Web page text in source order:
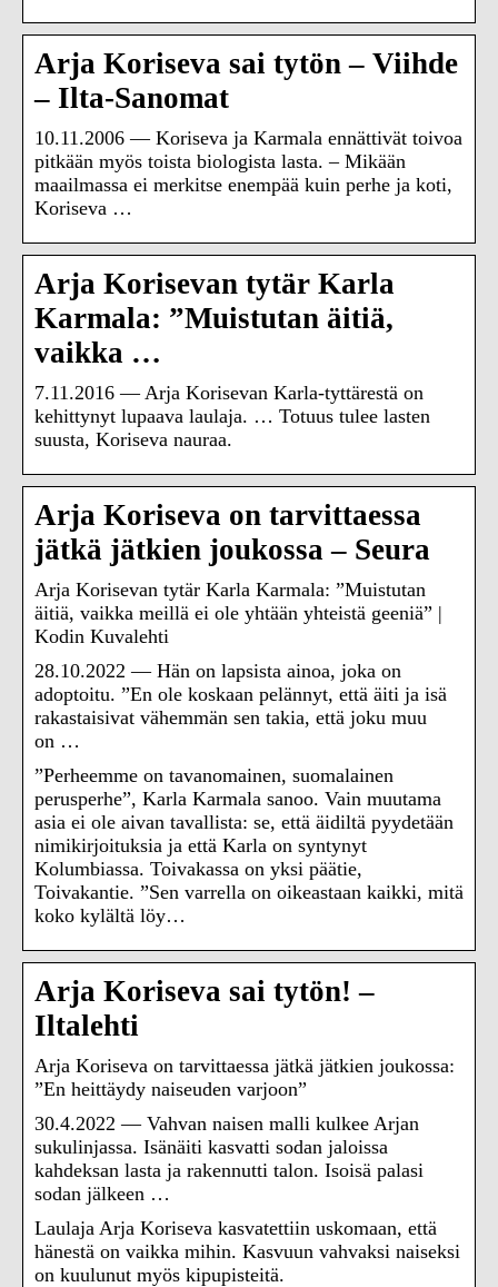
Arja Koriseva sai tytön – Viihde
– Ilta-Sanomat
10.11.2006 — Koriseva ja Karmala ennättivät toivoa
pitkään myös toista biologista lasta. – Mikään
maailmassa ei merkitse enempää kuin perhe ja koti,
Koriseva …
Arja Korisevan tytär Karla
Karmala: ”Muistutan äitiä,
vaikka …
7.11.2016 — Arja Korisevan Karla-tyttärestä on
kehittynyt lupaava laulaja. … Totuus tulee lasten
suusta, Koriseva nauraa.
Arja Koriseva on tarvittaessa
jätkä jätkien joukossa – Seura
Arja Korisevan tytär Karla Karmala: ”Muistutan
äitiä, vaikka meillä ei ole yhtään yhteistä geeniä” |
Kodin Kuvalehti
28.10.2022 — Hän on lapsista ainoa, joka on
adoptoitu. ”En ole koskaan pelännyt, että äiti ja isä
rakastaisivat vähemmän sen takia, että joku muu
on …
”Perheemme on tavanomainen, suomalainen
perusperhe”, Karla Karmala sanoo. Vain muutama
asia ei ole aivan tavallista: se, että äidiltä pyydetään
nimikirjoituksia ja että Karla on syntynyt
Kolumbiassa. Toivakassa on yksi päätie,
Toivakantie. ”Sen varrella on oikeastaan kaikki, mitä
koko kylältä löy…
Arja Koriseva sai tytön! –
Iltalehti
Arja Koriseva on tarvittaessa jätkä jätkien joukossa:
”En heittäydy naiseuden varjoon”
30.4.2022 — Vahvan naisen malli kulkee Arjan
sukulinjassa. Isänäiti kasvatti sodan jaloissa
kahdeksan lasta ja rakennutti talon. Isoisä palasi
sodan jälkeen …
Laulaja Arja Koriseva kasvatettiin uskomaan, että
hänestä on vaikka mihin. Kasvuun vahvaksi naiseksi
on kuulunut myös kipupisteitä.